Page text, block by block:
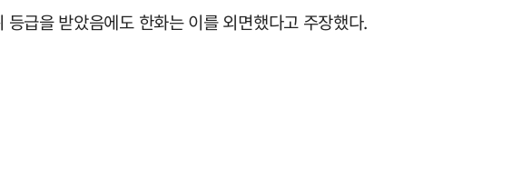
급을 받았음에도 한화는 이를 외면했다고 주장했다.